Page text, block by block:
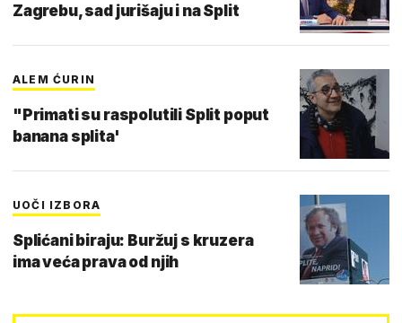
Zagrebu, sad jurišaju i na Split
ALEM ĆURIN
"Primati su raspolutili Split poput
banana splita'
UOČI IZBORA
Splićani biraju: Buržuj s kruzera
ima veća prava od njih